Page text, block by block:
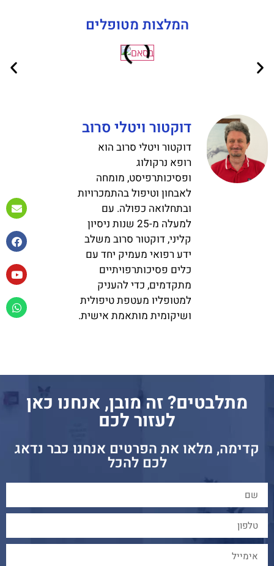
המלצות מטופלים
דוקטור ויטלי סרוב
דוקטור ויטלי סרוב הוא
רופא נרקולוג
ופסיכותרפיסט, מומחה
לאבחון וטיפול בהתמכרויות
ובתחלואה כפולה. עם
למעלה מ-25 שנות ניסיון
קליני, דוקטור סרוב משלב
ידע רפואי מעמיק יחד עם
כלים פסיכותרפויתיים
מתקדמים, כדי להעניק
למטופליו מעטפת טיפולית
ושיקומית מותאמת אישית.
מתלבטים? זה מובן, אנחנו כאן
לעזור לכם
קדימה, מלאו את הפרטים אנחנו כבר נדאג
לכם להכל